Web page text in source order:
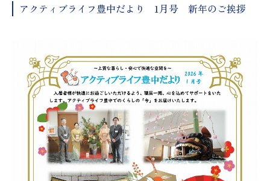
アクティブライフ豊中だより 1月号 新年のご挨拶